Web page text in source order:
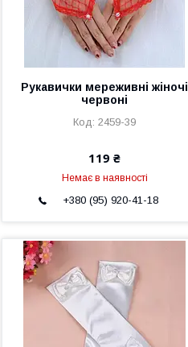
Рукавички мереживні жіночі
червоні
2459-39
119 ₴
Немає в наявності
+380 (95) 920-41-18